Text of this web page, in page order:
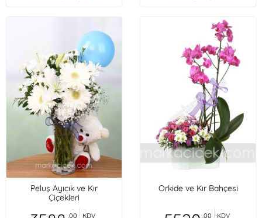
Peluş Ayıcık ve Kır
Çiçekleri
,00 KDV
Orkide ve Kır Bahçesi
,00 KDV